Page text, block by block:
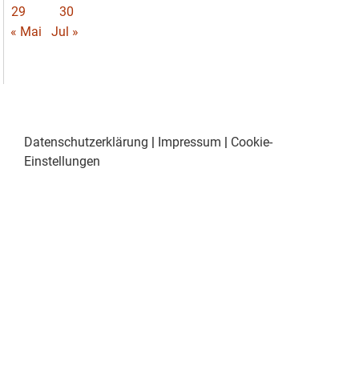
29
30
« Mai
Jul »
Datenschutzerklärung Impressum
Cookie-
Einstellungen